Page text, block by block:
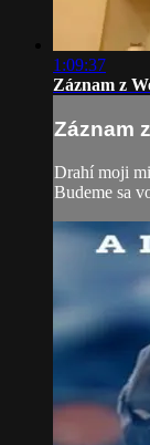
1:09:37
Záznam z
Záznam
Drahí moji
Budeme sa